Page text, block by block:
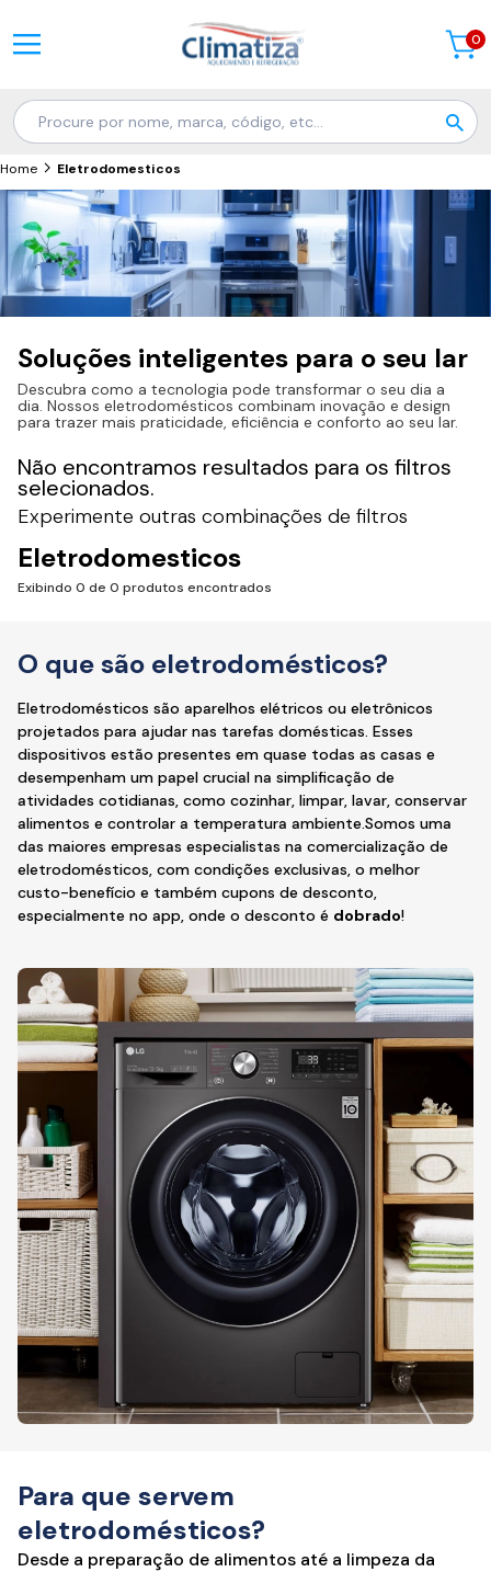
0
Home Eletrodomesticos
Soluções inteligentes para o seu lar
Descubra como a tecnologia pode transformar o seu dia a
dia. Nossos eletrodomésticos combinam inovação e design
para trazer mais praticidade, eficiência e conforto ao seu lar.
Não encontramos resultados para os filtros
selecionados.
Experimente outras combinações de filtros
Eletrodomesticos
Exibindo 0 de 0 produtos encontrados
O que são eletrodomésticos?
Eletrodomésticos são aparelhos elétricos ou eletrônicos
projetados para ajudar nas tarefas domésticas. Esses
dispositivos estão presentes em quase todas as casas e
desempenham um papel crucial na simplificação de
atividades cotidianas, como cozinhar, limpar, lavar, conservar
alimentos e controlar a temperatura ambiente.Somos uma
das maiores empresas especialistas na comercialização de
eletrodomésticos, com condições exclusivas, o melhor
custo-benefício e também cupons de desconto,
especialmente no app, onde o desconto é dobrado!
Para que servem
eletrodomésticos?
Desde a preparação de alimentos até a limpeza da